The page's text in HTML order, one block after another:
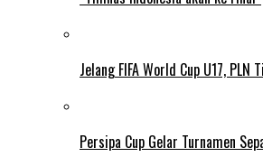
Jelang FIFA World Cup U17,
Persipa Cup Gelar Turnamen